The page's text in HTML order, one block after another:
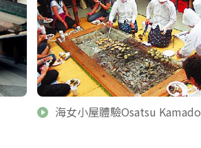
海女小屋體驗Osatsu Kamado